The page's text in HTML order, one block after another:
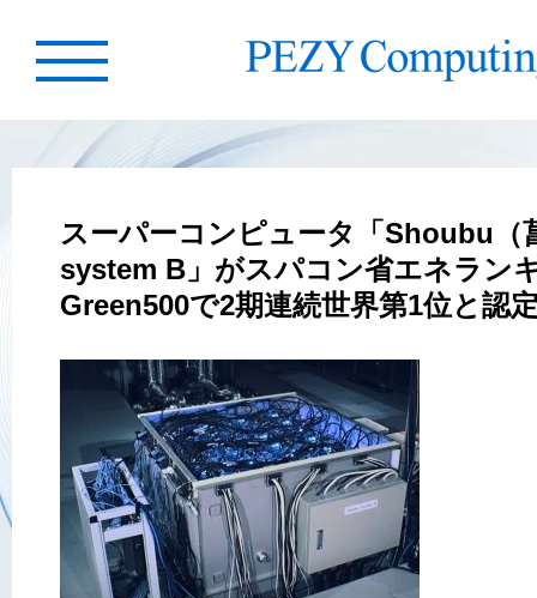
スーパーコンピュータ「Shoubu（
system B」がスパコン省エネラン
Green500で2期連続世界第1位と認